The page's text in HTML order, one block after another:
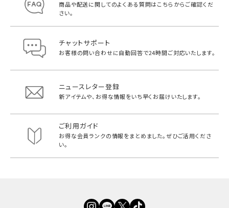
商品や配送に関してのよくある質問はこちらからご確認くだ
さい。
チャットサポート
お客様の問い合わせに自動回答で24時間ご対応いたします。
ニュースレター登録
新アイテムや、お得な情報をいち早く お届けいたします。
ご利用ガイド
お得な会員ランクの情報をまとめました。ぜひご活用くださ
い。